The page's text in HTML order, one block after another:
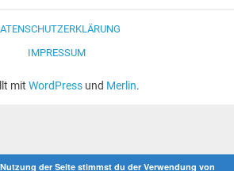
IMPRESSUM
mit WordPressund Merlin.
der Seite stimmst du der Verwendung von